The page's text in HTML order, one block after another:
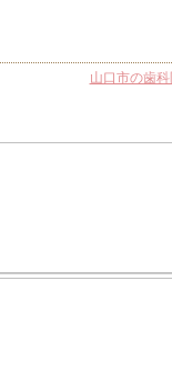
山口市の歯